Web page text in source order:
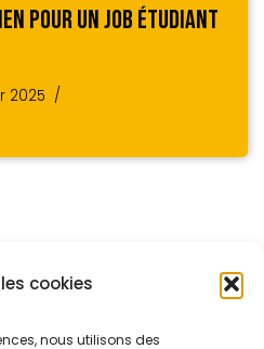
cookies
nous utilisons des
Pour Un Job Étudiant
2025